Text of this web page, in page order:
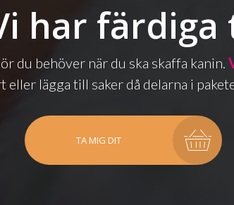
har
du behöver när du ska skaffa kanin.
lägga till saker då delarna i
TA MIG DIT